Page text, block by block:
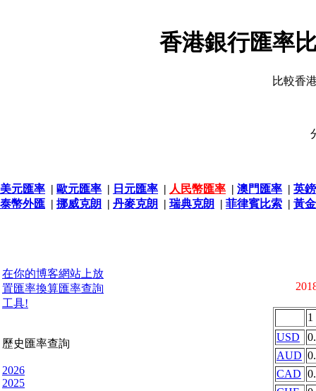
香港銀行匯率
比較香
美元匯率 | 歐元匯率 | 日元匯率 | 人民幣匯率 | 澳門匯率 | 英
泰幣外匯 | 挪威克朗 | 丹麥克朗 | 瑞典克朗 | 菲律賓比索 | 黃
在你的博客網站上放
置匯率換算匯率查詢
工具!
歷史匯率查詢
2026
2025
1
USD
AUD
CAD